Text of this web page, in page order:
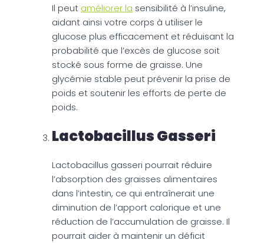
Il peut améliorer la sensibilité à l’insuline,
aidant ainsi votre corps à utiliser le
glucose plus efficacement et réduisant la
probabilité que l’excès de glucose soit
stocké sous forme de graisse. Une
glycémie stable peut prévenir la prise de
poids et soutenir les efforts de perte de
poids.
Lactobacillus Gasseri
Lactobacillus gasseri pourrait réduire
l’absorption des graisses alimentaires
dans l’intestin, ce qui entraînerait une
diminution de l’apport calorique et une
réduction de l’accumulation de graisse. Il
pourrait aider à maintenir un déficit